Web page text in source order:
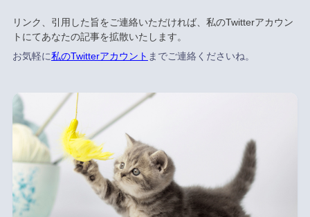
リンク、引用した旨をご連絡いただければ、私のTwitterアカウン
トにてあなたの記事を拡散いたします。
お気軽に私のTwitterアカウント までご連絡くださいね。